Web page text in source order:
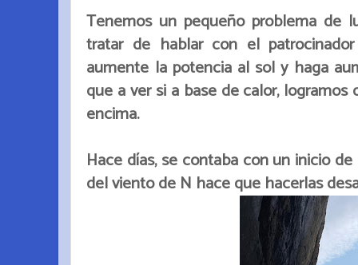
Tenemos un pequeño problema de
tratar de hablar con el
aumente la potencia al sol y haga
que a ver si a base de calor,
encima.
Hace días, se contaba con un inicio
del viento de N hace que hacerlas